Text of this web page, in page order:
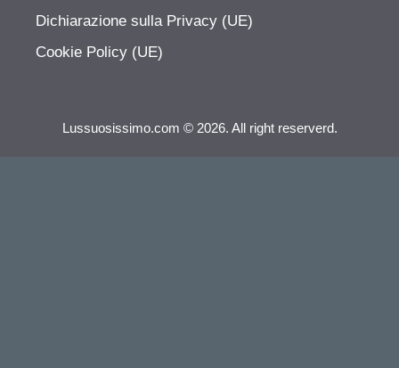
Dichiarazione sulla Privacy (UE)
Cookie Policy (UE)
Lussuosissimo.com © 2026. All right reserverd.